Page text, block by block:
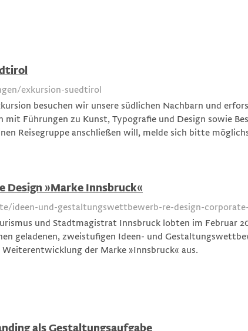
exkursion-suedtirol
besuchen wir unsere südlichen Nachbarn und
mit Führungen zu Kunst, Typografie und Design sowie
Reisegruppe anschließen will, melde sich bitte
Design »Marke Innsbruck«
ideen-und-gestaltungswettbewerb-re-design-
und Stadtmagistrat Innsbruck lobten im Februar
geladenen, zweistufigen Ideen- und
der Marke »Innsbruck« aus.
als Gestaltungsaufgabe